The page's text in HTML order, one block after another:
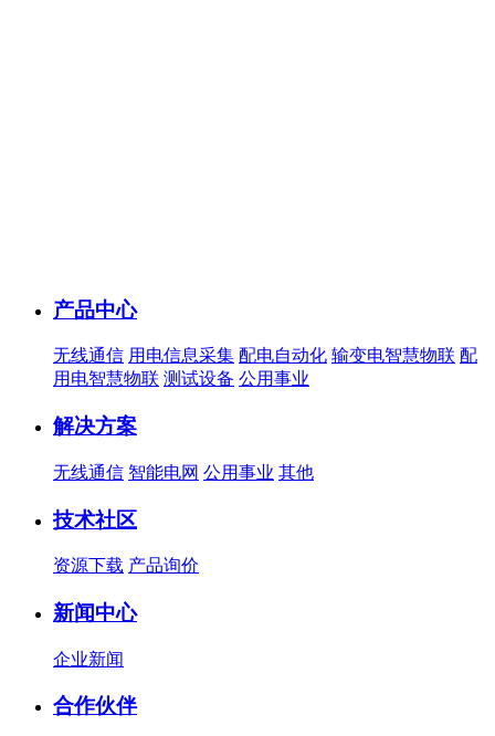
产品中心
无线通信 用电信息采集 配电自动化 输变电智慧物联 配
用电智慧物联 测试设备 公用事业
解决方案
无线通信 智能电网 公用事业 其他
技术社区
资源下载 产品询价
新闻中心
企业新闻
合作伙伴